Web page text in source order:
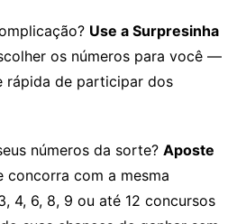
Use a Surpresinha
os números para você —
rápida de participar dos
números da sorte? Aposte
concorra com a mesma
4, 6, 8, 9 ou até 12 concursos